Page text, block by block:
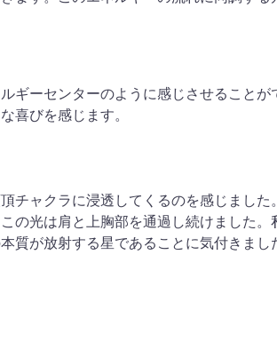
ギーセンターのように感じさせることが
喜びを感じます。
チャクラに浸透してくるのを感じました
の光は肩と上胸部を通過し続けました。
質が放射する星であることに気付きまし